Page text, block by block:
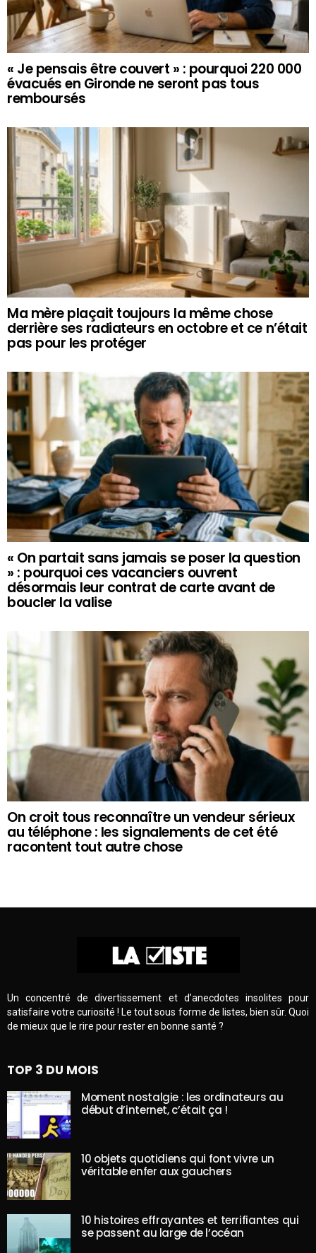
« Je pensais être couvert » : pourquoi 220 000
évacués en Gironde ne seront pas tous
remboursés
Ma mère plaçait toujours la même chose
derrière ses radiateurs en octobre et ce n’était
pas pour les protéger
« On partait sans jamais se poser la question
» : pourquoi ces vacanciers ouvrent
désormais leur contrat de carte avant de
boucler la valise
On croit tous reconnaître un vendeur sérieux
au téléphone : les signalements de cet été
racontent tout autre chose
Un concentré de divertissement et d’anecdotes insolites pour
satisfaire votre curiosité ! Le tout sous forme de listes, bien sûr. Quoi
de mieux que le rire pour rester en bonne santé ?
TOP 3 DU MOIS
Moment nostalgie : les ordinateurs au
début d’internet, c’était ça !
10 objets quotidiens qui font vivre un
véritable enfer aux gauchers
10 histoires effrayantes et terrifiantes qui
se passent au large de l’océan